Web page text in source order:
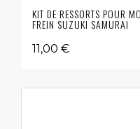
KIT DE RESSORTS POUR
FREIN SUZUKI SAMURAI
11,00 €